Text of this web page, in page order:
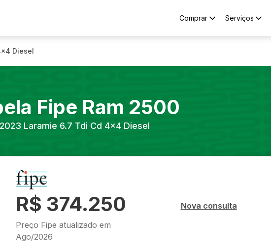
Comprar Serviços
Diesel
Fipe Ram 2500
2023 Laramie 6.7 Tdi Cd 4x4 Diesel
R$ 374.250
Preço Fipe atualizado em
Ago/2026
Nova consulta